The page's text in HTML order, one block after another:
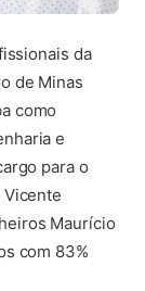
da
de Minas
como
e
para o
Maurício
com 83%